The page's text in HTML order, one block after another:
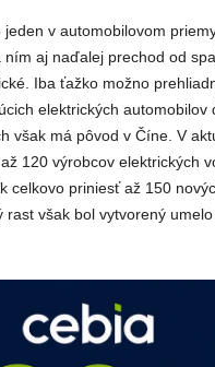
v automobilovom
ním aj naďalej prechod od
Iba ťažko možno
elektrických automobilov
však má pôvod v Číne. V
120 výrobcov elektrických
celkovo priniesť až 150
rast však bol vytvorený